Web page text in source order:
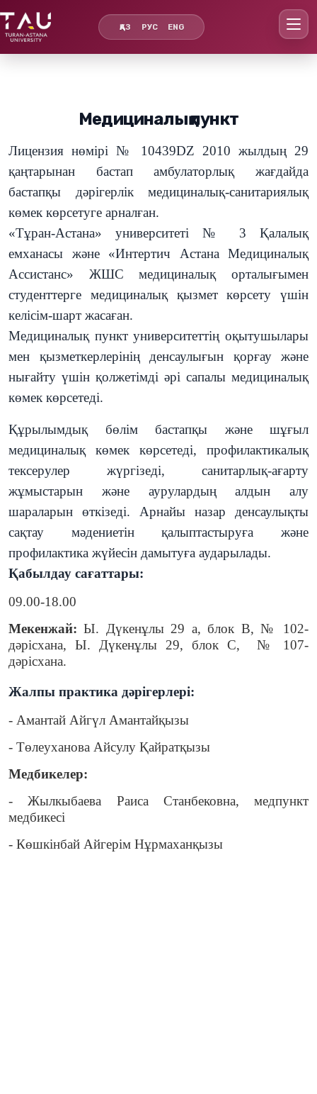
ҚАЗ РУС ENG
Медициналық пункт
Лицензия нөмірі № 10439DZ 2010 жылдың 29
қаңтарынан бастап амбулаторлық жағдайда
бастапқы дәрігерлік медициналық-санитариялық
көмек көрсетуге арналған.
«Тұран-Астана» университеті № 3 Қалалық
емханасы және «Интертич Астана Медициналық
Ассистанс» ЖШС медициналық орталығымен
студенттерге медициналық қызмет көрсету үшін
келісім-шарт жасаған.
Медициналық пункт университеттің оқытушылары
мен қызметкерлерінің денсаулығын қорғау және
нығайту үшін қолжетімді әрі сапалы медициналық
көмек көрсетеді.
Құрылымдық бөлім бастапқы және шұғыл
медициналық көмек көрсетеді, профилактикалық
тексерулер жүргізеді, санитарлық-ағарту
жұмыстарын және аурулардың алдын алу
шараларын өткізеді. Арнайы назар денсаулықты
сақтау мәдениетін қалыптастыруға және
профилактика жүйесін дамытуға аударылады.
Қабылдау сағаттары:
09.00-18.00
Мекенжай:Ы. Дүкенұлы 29 а, блок В, № 102-
дәрісхана, Ы. Дүкенұлы 29, блок С, № 107-
дәрісхана.
Жалпы практика дәрігерлері:
- Амантай Айгүл Амантайқызы
- Төлеуханова Айсулу Қайратқызы
Медбикелер:
- Жылкыбаева Раиса Станбековна, медпункт
медбикесі
- Көшкінбай Айгерім Нұрмаханқызы